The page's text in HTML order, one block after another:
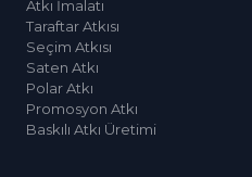
Atkı İmalatı
Taraftar Atkısı
Seçim Atkısı
Saten Atkı
Polar Atkı
Promosyon Atkı
Baskılı Atkı Üretimi